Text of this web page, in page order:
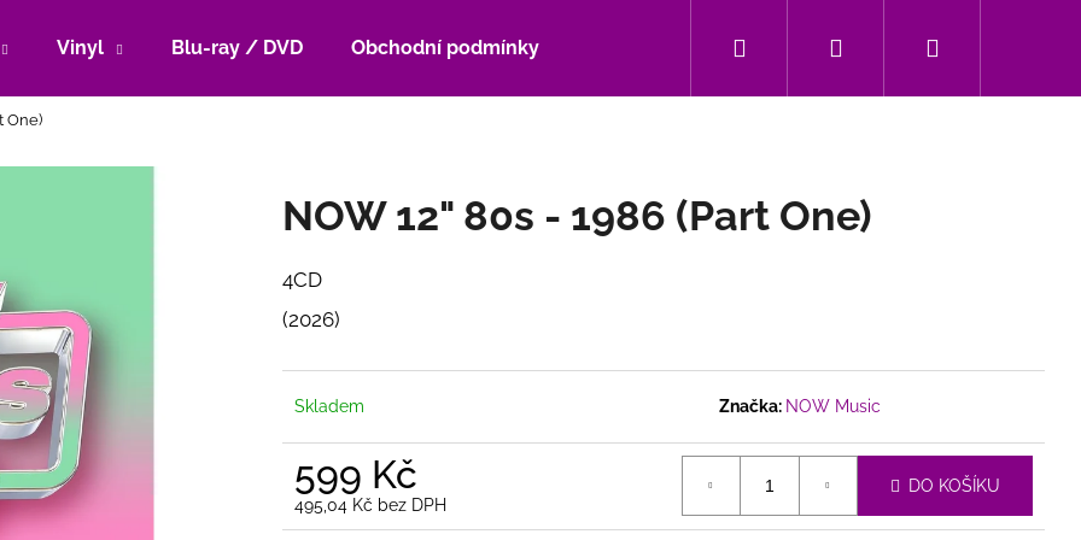
Vinyl Blu-ray / DVD Obchodní podmínky Přihlášení
One)
NOW 12" 80s - 1986 (Part One)
4CD
(2026)
Skladem Značka: NOW Music
599 Kč
495,04 Kč bez DPH
Měrná
DO KOŠÍKU
Co potřebujete najít?
HLEDAT
Doporučujeme
Následující